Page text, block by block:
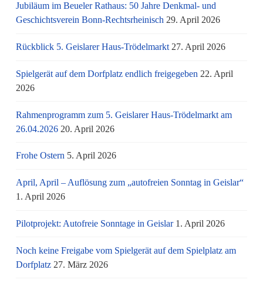
Jubiläum im Beueler Rathaus: 50 Jahre Denkmal- und
Geschichtsverein Bonn-Rechtsrheinisch 29. April 2026
Rückblick 5. Geislarer Haus-Trödelmarkt 27. April 2026
Spielgerät auf dem Dorfplatz endlich freigegeben 22. April
2026
Rahmenprogramm zum 5. Geislarer Haus-Trödelmarkt am
26.04.2026 20. April 2026
Frohe Ostern 5. April 2026
April, April – Auflösung zum „autofreien Sonntag in Geislar“
1. April 2026
Pilotprojekt: Autofreie Sonntage in Geislar 1. April 2026
Noch keine Freigabe vom Spielgerät auf dem Spielplatz am
Dorfplatz 27. März 2026